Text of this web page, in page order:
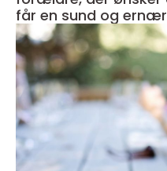
får en sund og
aftenen